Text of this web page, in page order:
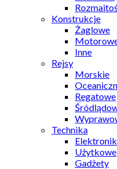
Konstrukcje
Żaglowe
Inne
Rejsy
Morskie
Regatowe
Technika
Użytkowe
Gadżety